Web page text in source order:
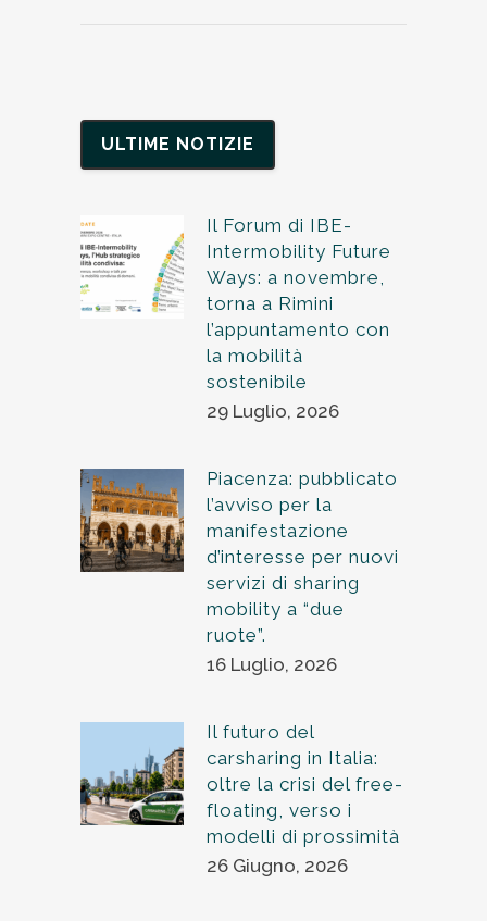
ULTIME NOTIZIE
Il Forum di IBE-
Intermobility Future
Ways: a novembre,
torna a Rimini
l’appuntamento con
la mobilità
sostenibile
29 Luglio, 2026
Piacenza: pubblicato
l’avviso per la
manifestazione
d’interesse per nuovi
servizi di sharing
mobility a “due
ruote”.
16 Luglio, 2026
Il futuro del
carsharing in Italia:
oltre la crisi del free-
floating, verso i
modelli di prossimità
26 Giugno, 2026